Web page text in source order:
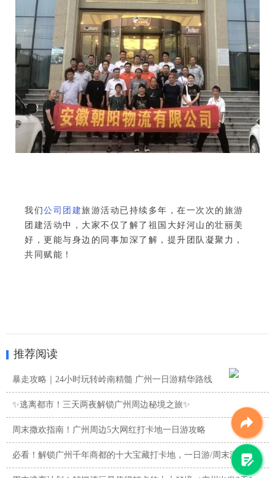
我们 公司团建旅游活动已持续多年，在一次次的旅游
团建活动中，大家不仅了解了祖国大好河山的壮丽美
好，更能与身边的同事加深了解，提升团队凝聚力，
共同赋能！
推荐阅读
暴走攻略｜24小时玩转岭南精髓 广州一日游精华路线
✨逃离都市！三天两夜解锁广州周边秘境之旅✨
周末撒欢指南！广州周边5大网红打卡地一日游攻略
必看！解锁广州千年商都的十大宝藏打卡地，一日游/周末游攻略